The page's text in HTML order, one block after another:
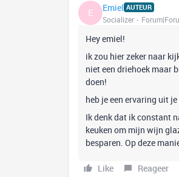
E Emiel AUTEUR
Socializer
Hey emiel!
ik zou hier zeker naar
niet een driehoek maar
doen!
heb je een ervaring uit
Ik denk dat ik constant
keuken om mijn wijn
besparen. Op deze
Like Reageer